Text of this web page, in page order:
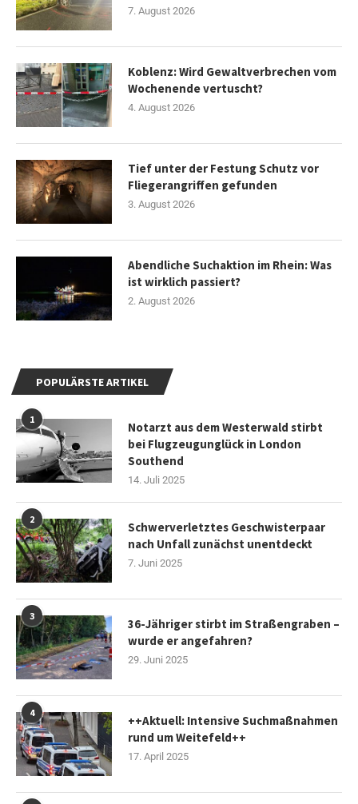
7. August 2026
Koblenz: Wird Gewaltverbrechen vom
Wochenende vertuscht?
4. August 2026
Tief unter der Festung Schutz vor
Fliegerangriffen gefunden
3. August 2026
Abendliche Suchaktion im Rhein: Was
ist wirklich passiert?
2. August 2026
POPULÄRSTE ARTIKEL
1
Notarzt aus dem Westerwald stirbt
bei Flugzeugunglück in London
Southend
14. Juli 2025
2
Schwerverletztes Geschwisterpaar
nach Unfall zunächst unentdeckt
7. Juni 2025
3
36-Jähriger stirbt im Straßengraben –
wurde er angefahren?
29. Juni 2025
4
++Aktuell: Intensive Suchmaßnahmen
rund um Weitefeld++
17. April 2025